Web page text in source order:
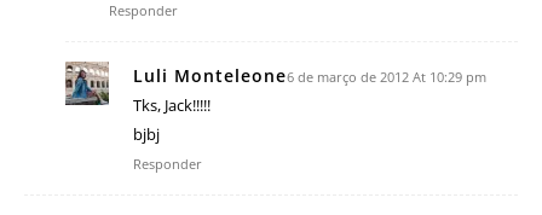
Responder
Luli Monteleone6 de março de 2012 At 10:29 pm
Tks, Jack!!!!!
bjbj
Responder